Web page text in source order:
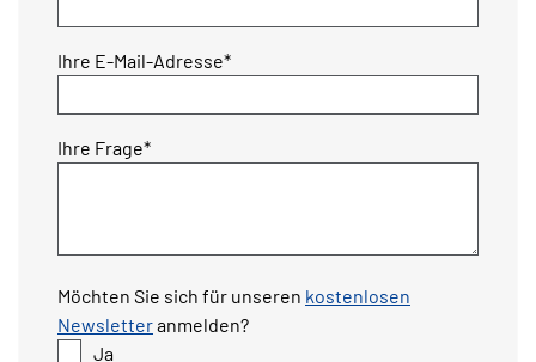
Pflichtfeld
Ihre E-Mail-Adresse*
Pflichtfeld
Ihre Frage*
Möchten Sie sich für unseren kostenlosen
Newsletteranmelden?
Ja